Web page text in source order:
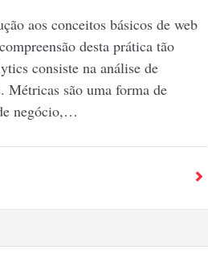
aos conceitos básicos de web
desta prática tão
consiste na análise de
Métricas são uma forma de
negócio,…